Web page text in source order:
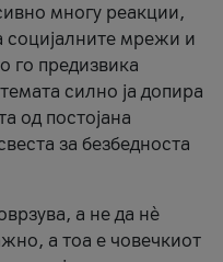
многу реакции,
социјалните мрежи и
го предизвика
силно ја допира
од постојана
за безбедноста
а не да нè
а тоа е човечкиот